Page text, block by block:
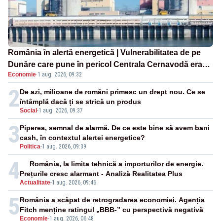
România în alertă energetică | Vulnerabilitatea de pe
Dunăre care pune în pericol Centrala Cernavodă era
cunoscută de pe vremea lui Ceaușescu
Economie·1 aug. 2026, 09:32
2Social -1 aug. 2026, 09:37
De azi, milioane de români primesc un drept nou. Ce se
întâmplă dacă ți se strică un produs
3 Politica-1 aug. 2026, 09:39
Piperea, semnal de alarmă. De ce este bine să avem bani
cash, în contextul alertei energetice?
4Actualitate-1 aug. 2026, 09:46
România, la limita tehnică a importurilor de energie.
Prețurile cresc alarmant - Analiză Realitatea Plus
5 Economie-1 aug. 2026, 06:48
România a scăpat de retrogradarea economiei. Agenția
Fitch menține ratingul „BBB-” cu perspectivă negativă